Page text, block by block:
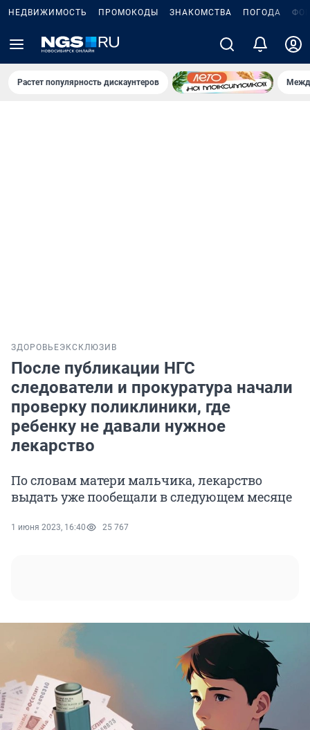
НЕДВИЖИМОСТЬ ПРОМОКОДЫ ЗНАКОМСТВА ПОГОДА
Растет популярность дискаунтеров
ЗДОРОВЬЕЭКСКЛЮЗИВ
После публикации НГС
следователи и прокуратура начали
проверку поликлиники, где
ребенку не давали нужное
лекарство
По словам матери мальчика, лекарство
выдать уже пообещали в следующем месяце
1 июня 2023, 16:40 25 767